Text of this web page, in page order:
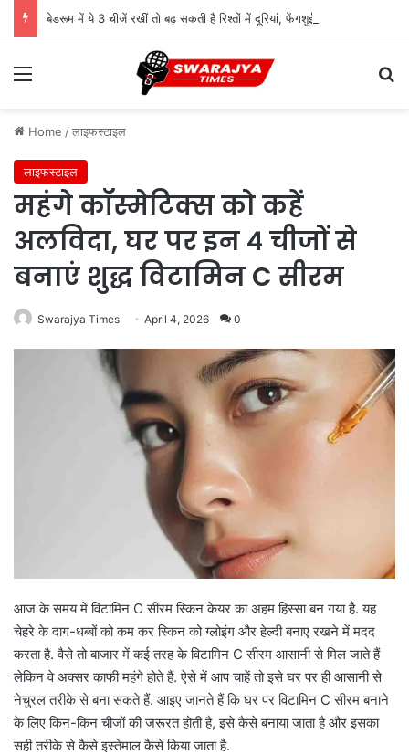
बेडरूम में ये 3 चीजें रखीं तो बढ़ सकती है रिश्तों में दूरियां, फेंगशुई में मनाही
Menu
Home /लाइफस्टाइल
लाइफस्टाइल
महंगे कॉस्मेटिक्स को कहें
अलविदा, घर पर इन 4 चीजों से
बनाएं शुद्ध विटामिन C सीरम
Swarajya Times April 4, 2026 0
आज के समय में विटामिन C सीरम स्किन केयर का अहम हिस्सा बन गया है. यह
चेहरे के दाग-धब्बों को कम कर स्किन को ग्लोइंग और हेल्दी बनाए रखने में मदद
करता है. वैसे तो बाजार में कई तरह के विटामिन C सीरम आसानी से मिल जाते हैं
लेकिन वे अक्सर काफी महंगे होते हैं. ऐसे में आप चाहें तो इसे घर पर ही आसानी से
नेचुरल तरीके से बना सकते हैं. आइए जानते हैं कि घर पर विटामिन C सीरम बनाने
के लिए किन-किन चीजों की जरूरत होती है, इसे कैसे बनाया जाता है और इसका
सही तरीके से कैसे इस्तेमाल कैसे किया जाता है.